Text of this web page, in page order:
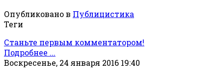
Опубликовано в Публицистика
Теги
Станьте первым комментатором!
Подробнее ...
Воскресенье, 24 января 2016 19:40